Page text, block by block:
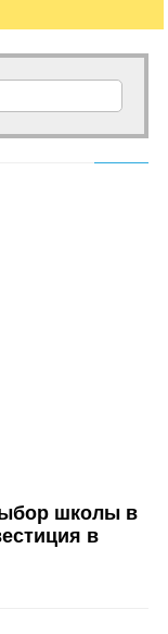
школы в
в